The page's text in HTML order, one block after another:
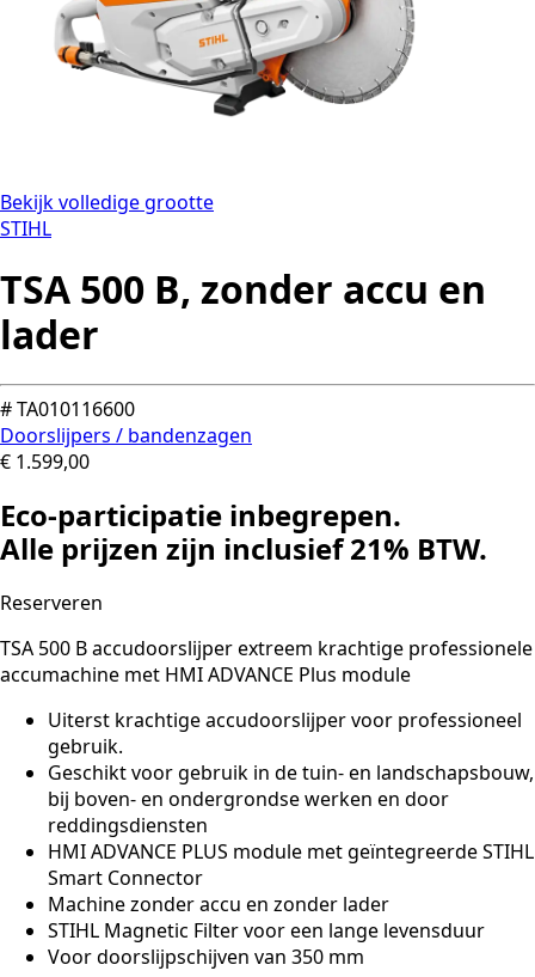
Bekijk volledige grootte
STIHL
TSA 500 B, zonder accu en
lader
# TA010116600
Doorslijpers / bandenzagen
€ 1.599,00
Eco-participatie inbegrepen.
Alle prijzen zijn inclusief 21% BTW.
Reserveren
TSA 500 B accudoorslijper extreem krachtige professionele
accumachine met HMI ADVANCE Plus module
Uiterst krachtige accudoorslijper voor professioneel
gebruik.
Geschikt voor gebruik in de tuin- en landschapsbouw,
bij boven- en ondergrondse werken en door
reddingsdiensten
HMI ADVANCE PLUS module met geïntegreerde STIHL
Smart Connector
Machine zonder accu en zonder lader
STIHL Magnetic Filter voor een lange levensduur
Voor doorslijpschijven van 350 mm